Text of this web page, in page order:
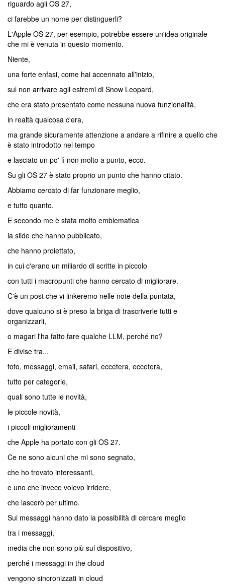
riguardo agli OS 27,
ci farebbe un nome per distinguerli?
L'Apple OS 27, per esempio, potrebbe essere un'idea originale
che mi è venuta in questo momento.
Niente,
una forte enfasi, come hai accennato all'inizio,
sul non arrivare agli estremi di Snow Leopard,
che era stato presentato come nessuna nuova funzionalità,
in realtà qualcosa c'era,
ma grande sicuramente attenzione a andare a rifinire a quello che
è stato introdotto nel tempo
e lasciato un po' lì non molto a punto, ecco.
Su gli OS 27 è stato proprio un punto che hanno citato.
Abbiamo cercato di far funzionare meglio,
e tutto quanto.
E secondo me è stata molto emblematica
la slide che hanno pubblicato,
che hanno proiettato,
in cui c'erano un miliardo di scritte in piccolo
con tutti i macropunti che hanno cercato di migliorare.
C'è un post che vi linkeremo nelle note della puntata,
dove qualcuno si è preso la briga di trascriverle tutti e
organizzarli,
o magari l'ha fatto fare qualche LLM, perché no?
E divise tra...
foto, messaggi, email, safari, eccetera, eccetera,
tutto per categorie,
quali sono tutte le novità,
le piccole novità,
i piccoli miglioramenti
che Apple ha portato con gli OS 27.
Ce ne sono alcuni che mi sono segnato,
che ho trovato interessanti,
e uno che invece volevo irridere,
che lascerò per ultimo.
Sui messaggi hanno dato la possibilità di cercare meglio
tra i messaggi,
media che non sono più sul dispositivo,
perché i messaggi in the cloud
vengono sincronizzati in cloud